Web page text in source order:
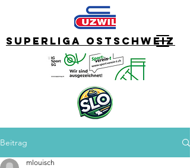
Superliga Ostschweiz
Beitrag
mlouisch